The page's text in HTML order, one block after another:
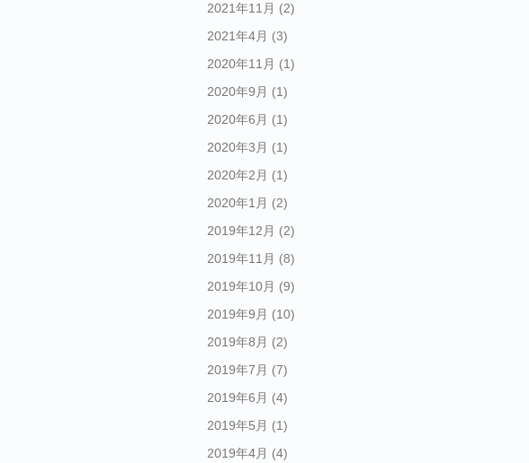
2021年11月 (2)
2021年4月 (3)
2020年11月 (1)
2020年9月 (1)
2020年6月 (1)
2020年3月 (1)
2020年2月 (1)
2020年1月 (2)
2019年12月 (2)
2019年11月 (8)
2019年10月 (9)
2019年9月 (10)
2019年8月 (2)
2019年7月 (7)
2019年6月 (4)
2019年5月 (1)
2019年4月 (4)